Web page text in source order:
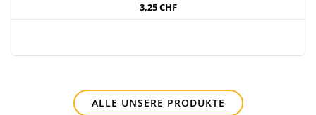
3,25 CHF
ALLE UNSERE PRODUKTE